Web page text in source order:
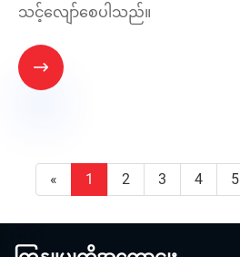
သင့်လျော်စေပါသည်။

« 1 2 3 4 5